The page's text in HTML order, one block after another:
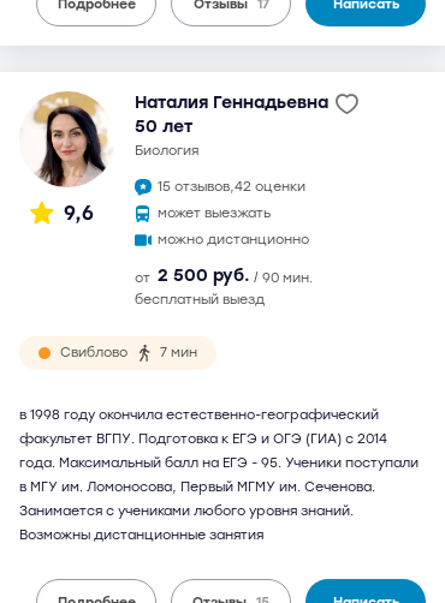
Подробнее Отзывы 17 Написать
9,6
Наталия Геннадьевна
50 лет
биология
15 отзывов,42 оценки
может выезжать
можно дистанционно
от 2 500 руб. / 90 мин.
бесплатный выезд
Свиблово 7 мин
в 1998 году окончила естественно-географический
факультет ВГПУ. Подготовка к ЕГЭ и ОГЭ (ГИА) с 2014
года. Максимальный балл на ЕГЭ - 95. Ученики поступали
в МГУ им. Ломоносова, Первый МГМУ им. Сеченова.
Занимается с учениками любого уровня знаний.
Возможны дистанционные занятия